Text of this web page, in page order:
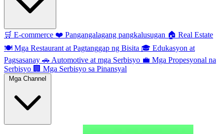
🛒 E-commerce ❤️ Pangangalagang pangkalusugan 🏠 Real Estate
🍽️ Mga Restaurant at Pagtanggap ng Bisita 🎓 Edukasyon at
Pagsasanay 🚗 Automotive at mga Serbisyo 💼 Mga Propesyonal na
Serbisyo 🏢 Mga Serbisyo sa Pinansyal